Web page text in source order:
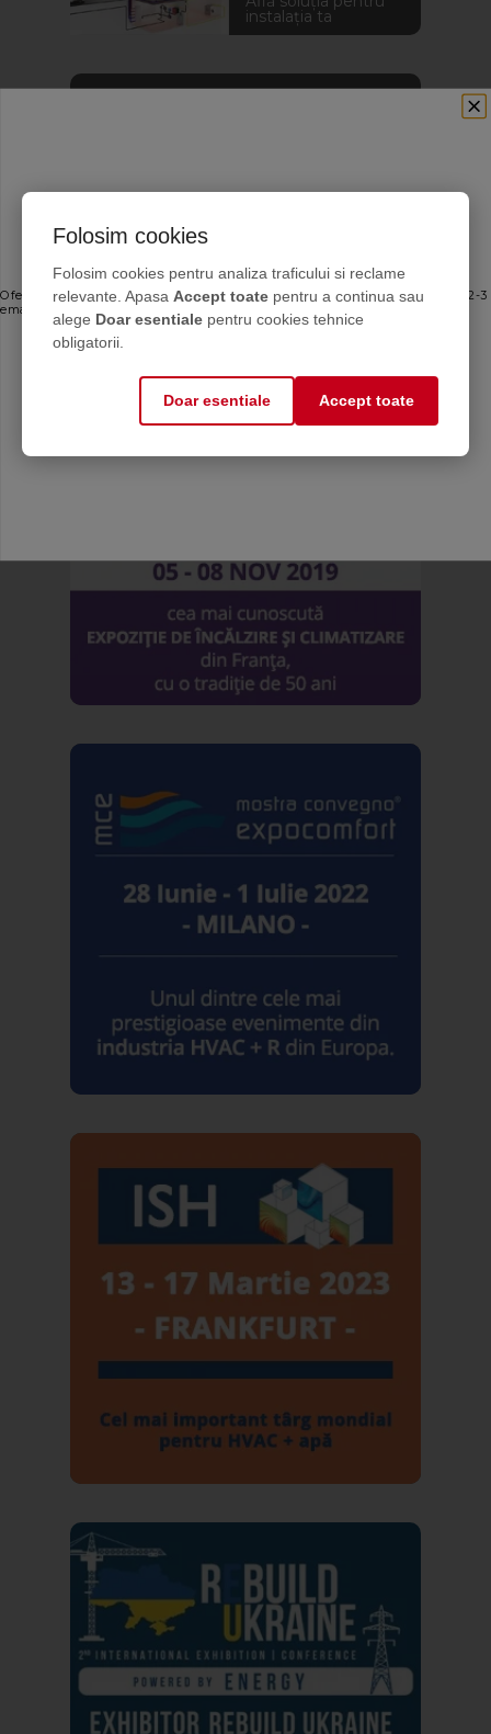
instalația ta
CHEMSTAL în format
PDF
Folosim cookies
Folosim cookies pentru analiza traficului si reclame
relevante. Apasa Accept toate pentru a continua sau
alege Doar esentiale pentru cookies tehnice
obligatorii.
Doar esentiale Accept toate
Ofertele bune, direct în inbox
Oferte personalizate și sfaturi de întreținere direct de la producător. Maximum 2-3
emailuri pe lună — fără spam.
Mă abonez